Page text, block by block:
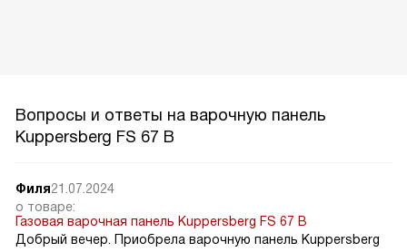
Вопросы и ответы на варочную панель
Kuppersberg FS 67 B
Филя21.07.2024
о товаре:
Газовая варочная панель Kuppersberg FS 67 B
Добрый вечер. Приобрела варочную панель Kuppersberg